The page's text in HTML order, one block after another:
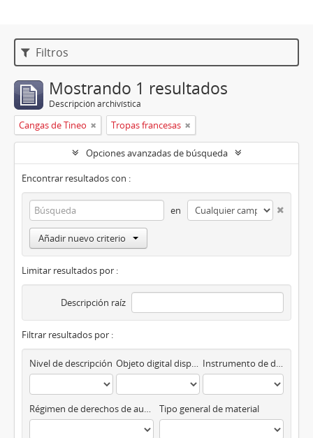
Filtros
Mostrando 1 resultados
Descripción archivística
Cangas de Tineo Tropas francesas
Opciones avanzadas de búsqueda
Encontrar resultados con :
en
Añadir nuevo criterio
Limitar resultados por :
Descripción raíz
Filtrar resultados por :
Nivel de descripción Objeto digital disponibles Instrumento de descripción
Régimen de derechos de autor Tipo general de material